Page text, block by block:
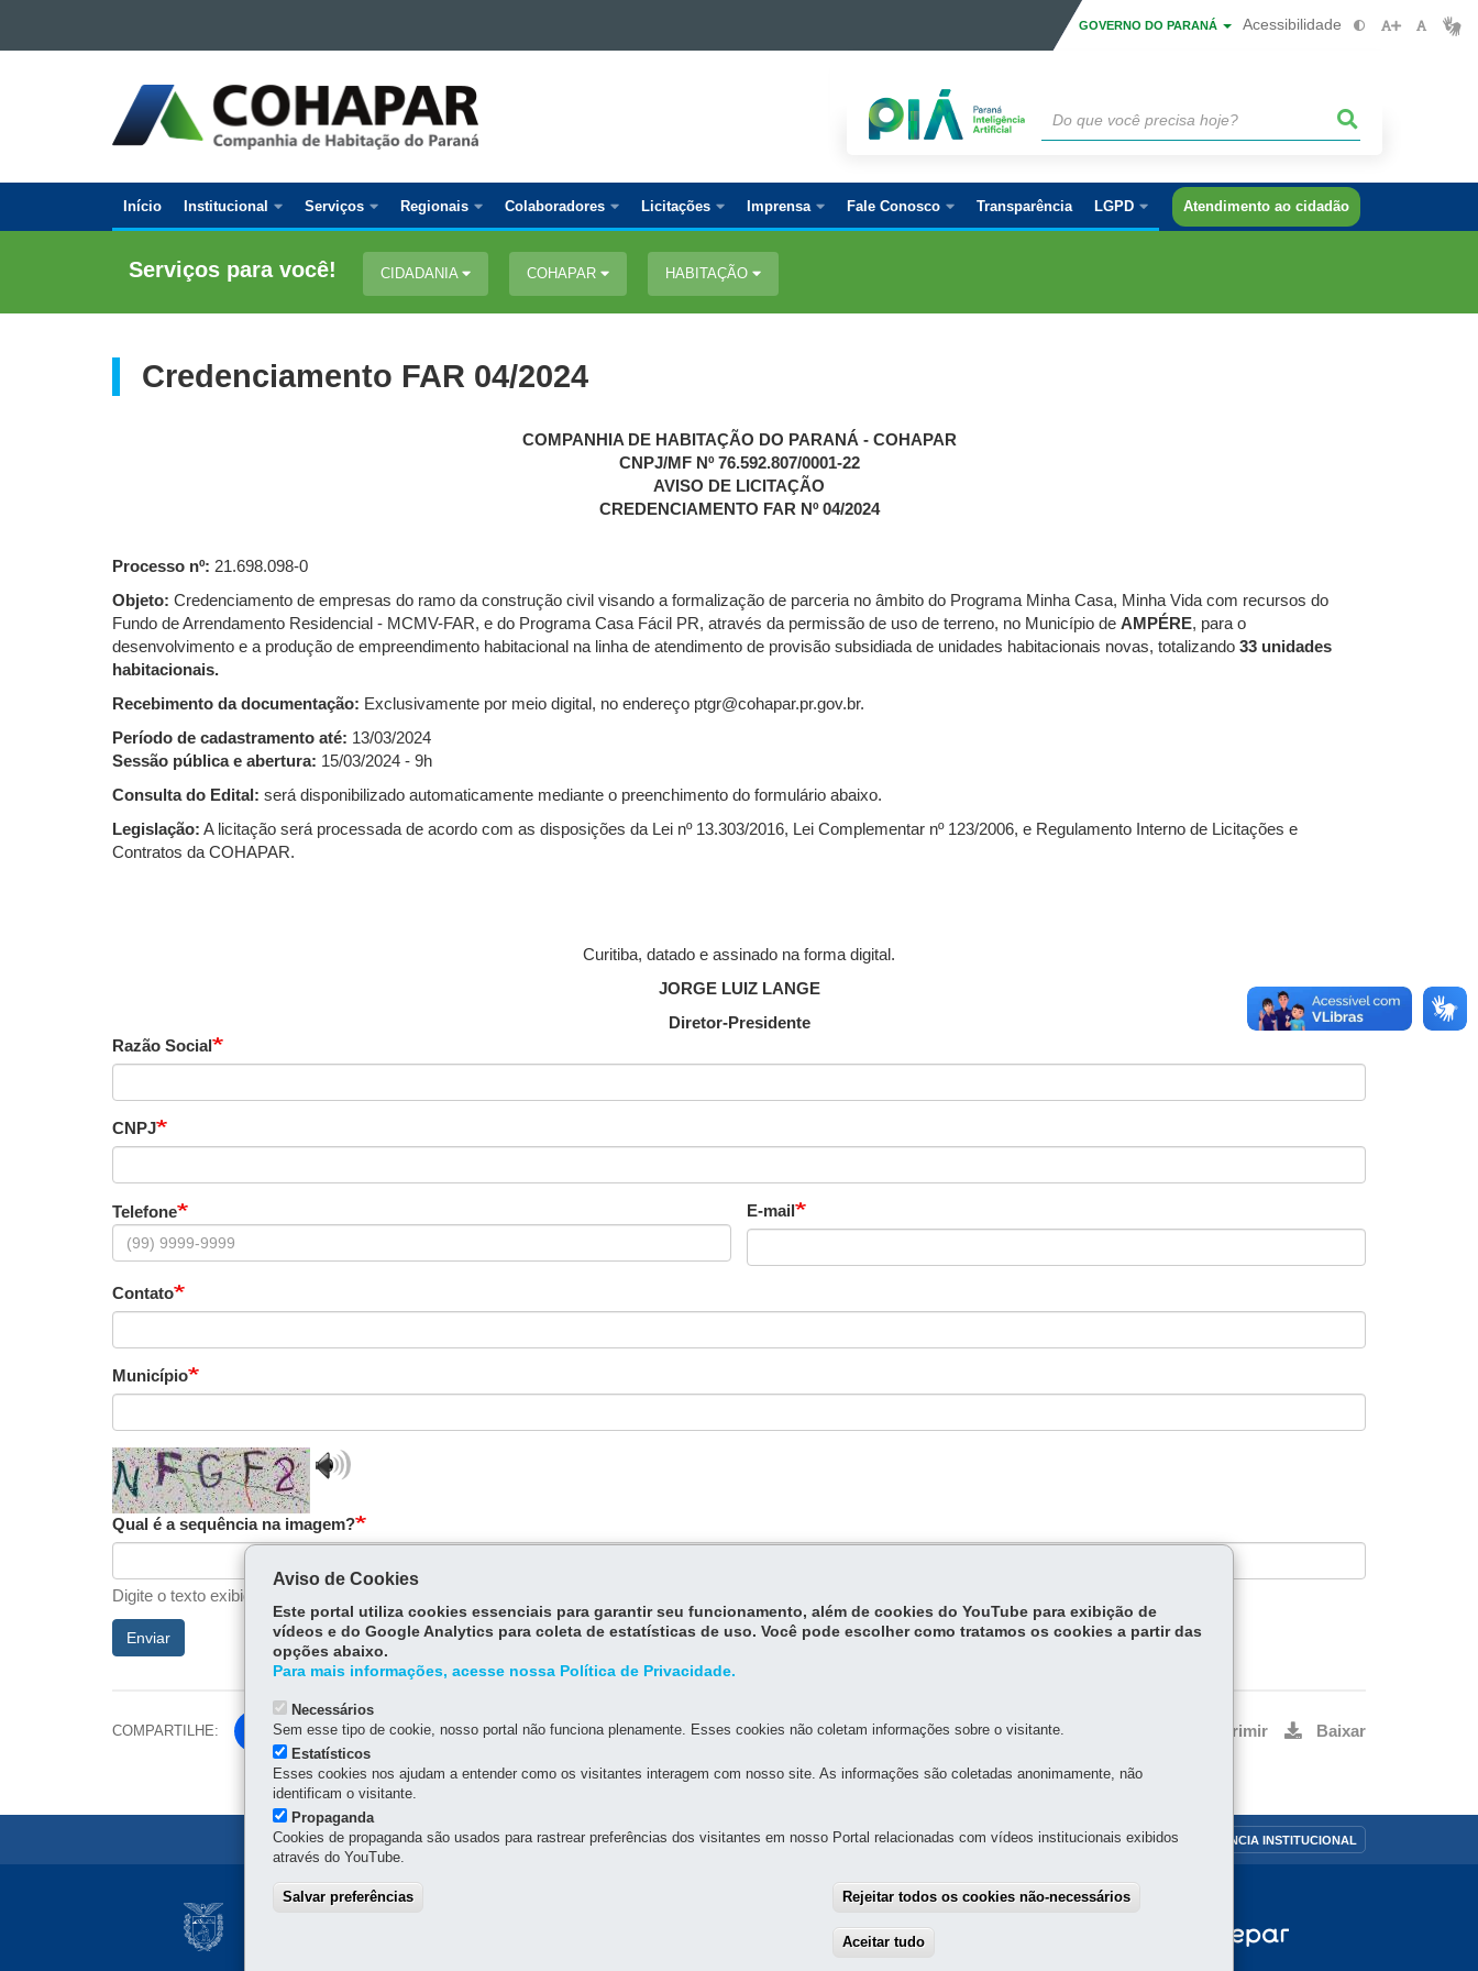
Ir para a navegação
GOVERNO DO PARANÁ Acessibilidade
COMPANHIA
DE
HABITAÇÃO
PARANÁ
Navegação
Principal
Início Institucional Serviços Regionais Colaboradores Licitações Imprensa Fale Conosco Transparência LGPD Atendimento ao cidadão
Serviços para você! CIDADANIA COHAPAR HABITAÇÃO
Credenciamento FAR 04/2024
COMPANHIA DE HABITAÇÃO DO PARANÁ - COHAPAR
CNPJ/MF Nº 76.592.807/0001-22
AVISO DE LICITAÇÃO
CREDENCIAMENTO FAR Nº 04/2024
Processo nº: 21.698.098-0
Objeto: Credenciamento de empresas do ramo da construção civil visando a formalização de parceria no âmbito do Programa Minha Casa, Minha Vida com recursos do
Fundo de Arrendamento Residencial - MCMV-FAR, e do Programa Casa Fácil PR, através da permissão de uso de terreno, no Município de AMPÉRE, para o
desenvolvimento e a produção de empreendimento habitacional na linha de atendimento de provisão subsidiada de unidades habitacionais novas, totalizando 33 unidades
habitacionais.
Recebimento da documentação: Exclusivamente por meio digital, no endereço ptgr@cohapar.pr.gov.br.
Período de cadastramento até: 13/03/2024
Sessão pública e abertura: 15/03/2024 - 9h
Consulta do Edital: será disponibilizado automaticamente mediante o preenchimento do formulário abaixo.
Legislação: A licitação será processada de acordo com as disposições da Lei nº 13.303/2016, Lei Complementar nº 123/2006, e Regulamento Interno de Licitações e
Contratos da COHAPAR.
Curitiba, datado e assinado na forma digital.
JORGE LUIZ LANGE
Diretor-Presidente
Razão Social
CNPJ
Telefone E-mail
Contato
Município
Play
validation
Qual é a sequência na imagem?
Digite o texto exibido na imagem.
Enviar
COMPARTILHE: Facebook Voltar Imprimir Baixar
MAPA DO SITE DENUNCIE CORRUPÇÃO OUVIDORIA TRANSPARÊNCIA INSTITUCIONAL
Navegação
Principal
PR MAPA
Aviso de Cookies
Este portal utiliza cookies essenciais para garantir seu funcionamento, além de cookies do YouTube para exibição de
vídeos e do Google Analytics para coleta de estatísticas de uso. Você pode escolher como tratamos os cookies a partir das
opções abaixo.
Para mais informações, acesse nossa Política de Privacidade.
Necessários
Sem esse tipo de cookie, nosso portal não funciona plenamente. Esses cookies não coletam informações sobre o visitante.
Estatísticos
Esses cookies nos ajudam a entender como os visitantes interagem com nosso site. As informações são coletadas anonimamente, não
identificam o visitante.
Propaganda
Cookies de propaganda são usados para rastrear preferências dos visitantes em nosso Portal relacionadas com vídeos institucionais exibidos
através do YouTube.
Salvar preferências Rejeitar todos os cookies não-necessários
Aceitar tudo